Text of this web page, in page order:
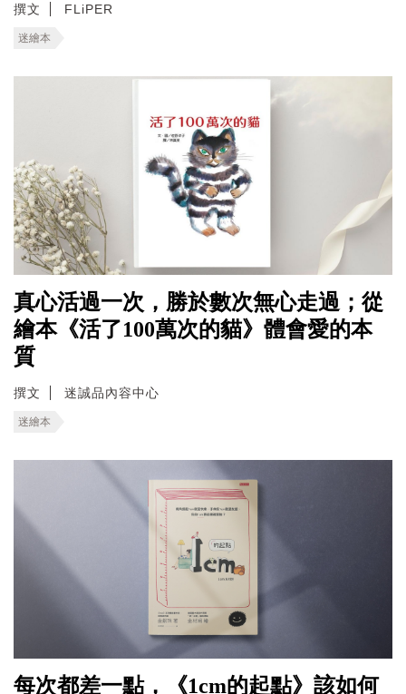
撰文 FLiPER
迷繪本
真心活過一次，勝於數次無心走過；從
繪本《活了100萬次的貓》體會愛的本
質
撰文 迷誠品內容中心
迷繪本
每次都差一點，《1cm的起點》該如何